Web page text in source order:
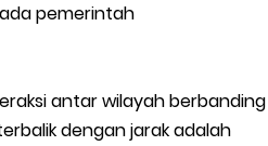
pemerintah
antar wilayah berbanding
dengan jarak adalah